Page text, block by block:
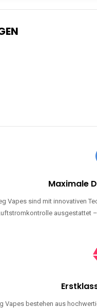
Maximale
Vapes sind mit innovativen
ausgestattet
Vapes bestehen aus